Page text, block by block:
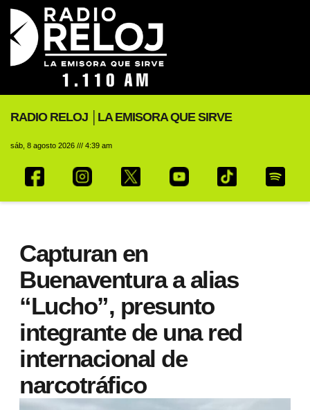
RADIO RELOJ │LA EMISORA QUE SIRVE
sáb, 8 agosto 2026 /// 4:39 am
Capturan en
Buenaventura a alias
“Lucho”, presunto
integrante de una red
internacional de
narcotráfico